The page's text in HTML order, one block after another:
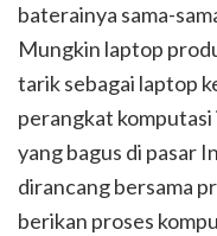
baterainya sama-
Mungkin laptop
tarik sebagai laptop
perangkat
yang bagus di pasar
dirancang bersama
berikan proses